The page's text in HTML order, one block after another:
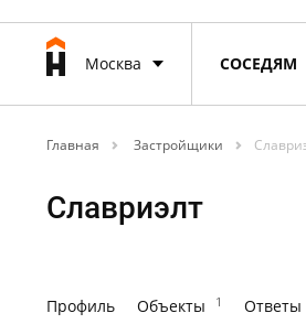
Москва СОСЕДЯМ
Главная Застройщики
Славриэлт
Профиль Объекты 1 Ответы